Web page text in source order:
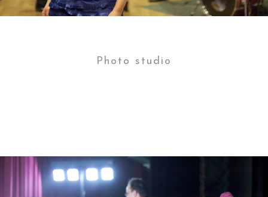
Photo studio